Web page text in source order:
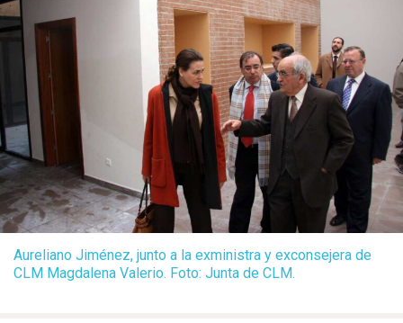
Aureliano Jiménez, junto a la exministra y exconsejera de
CLM Magdalena Valerio. Foto: Junta de CLM.